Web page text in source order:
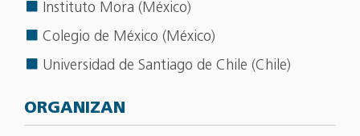
Instituto Mora (México)
Colegio de México (México)
Universidad de Santiago de Chile (Chile)
ORGANIZAN